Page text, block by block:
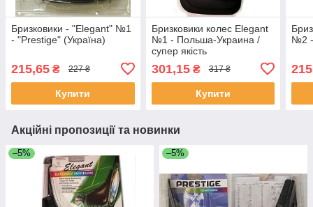
Бризковики - "Elegant" №1
- "Prestige" (Україна)
215,65 ₴ 227 ₴
Купити
Бризковики колес Elegant
№1 - Польша-Украина /
супер якість
301,15₴ 317 ₴
Купити
№2 -
Акційні пропозиції та новинки
–5% –5%